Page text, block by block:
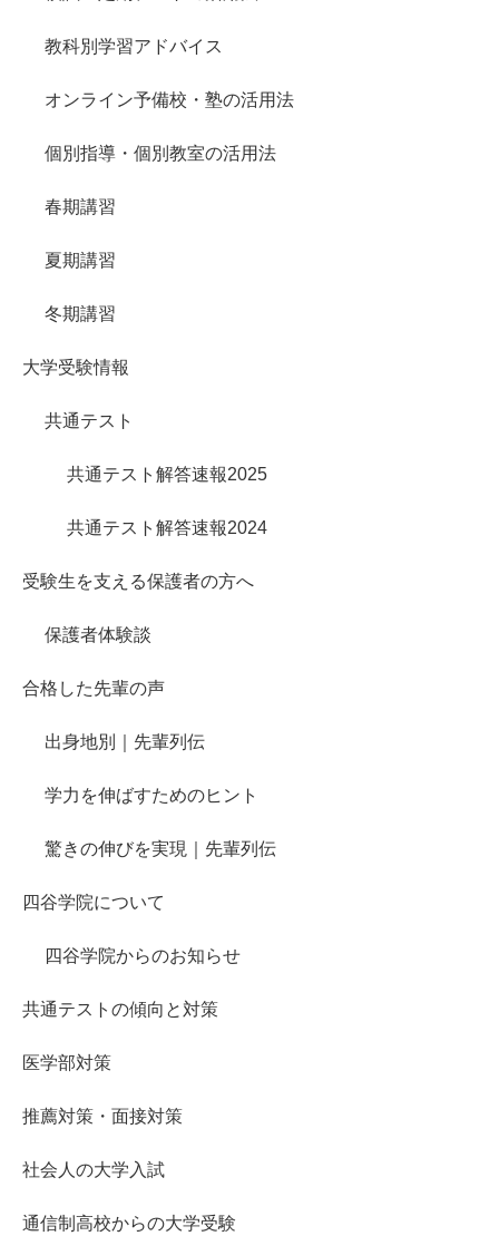
教科別学習アドバイス
オンライン予備校・塾の活用法
個別指導・個別教室の活用法
春期講習
夏期講習
冬期講習
大学受験情報
共通テスト
共通テスト解答速報2025
共通テスト解答速報2024
受験生を支える保護者の方へ
保護者体験談
合格した先輩の声
出身地別｜先輩列伝
学力を伸ばすためのヒント
驚きの伸びを実現｜先輩列伝
四谷学院について
四谷学院からのお知らせ
共通テストの傾向と対策
医学部対策
推薦対策・面接対策
社会人の大学入試
通信制高校からの大学受験